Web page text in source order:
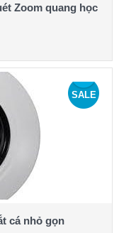
Zoom quang học
SALE
cá nhỏ gọn